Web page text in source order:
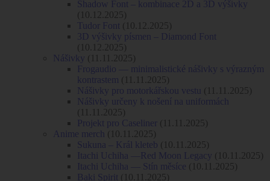
Shadow Font – kombinace 2D a 3D výšivky
(10.12.2025)
Tudor Font (10.12.2025)
3D výšivky písmen – Diamond Font
(10.12.2025)
Nášivky (11.11.2025)
Frogaudio — minimalistické nášivky s výrazným
kontrastem (11.11.2025)
Nášivky pro motorkářskou vestu
(11.11.2025)
Nášivky určeny k nošení na uniformách
(11.11.2025)
Projekt pro Caseliner
(11.11.2025)
Anime merch
(10.11.2025)
Sukuna – Král kleteb (10.11.2025)
Itachi Uchiha —Red Moon Legacy (10.11.2025)
Itachi Uchiha — Stín měsíce (10.11.2025)
Baki Spirit (10.11.2025)